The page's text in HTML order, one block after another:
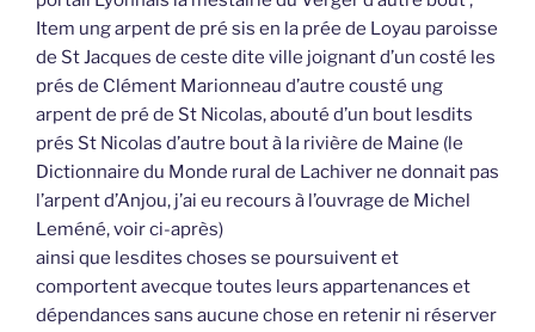
Item ung arpent de pré sis en la prée de Loyau paroisse
de St Jacques de ceste dite ville joignant d’un costé les
prés de Clément Marionneau d’autre cousté ung
arpent de pré de St Nicolas, abouté d’un bout lesdits
prés St Nicolas d’autre bout à la rivière de Maine (le
Dictionnaire du Monde rural de Lachiver ne donnait pas
l’arpent d’Anjou, j’ai eu recours à l’ouvrage de Michel
Leméné, voir ci-après)
ainsi que lesdites choses se poursuivent et
comportent avecque toutes leurs appartenances et
dépendances sans aucune chose en retenir ni réserver